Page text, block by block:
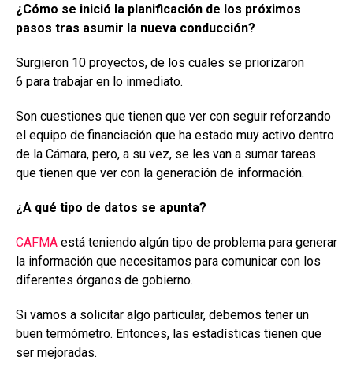
¿Cómo se inició la planificación de los próximos
pasos tras asumir la nueva conducción?
Surgieron 10 proyectos, de los cuales se priorizaron
6 para trabajar en lo inmediato.
Son cuestiones que tienen que ver con seguir reforzando
el equipo de financiación que ha estado muy activo dentro
de la Cámara, pero, a su vez, se les van a sumar tareas
que tienen que ver con la generación de información.
¿A qué tipo de datos se apunta?
CAFMA está teniendo algún tipo de problema para generar
la información que necesitamos para comunicar con los
diferentes órganos de gobierno.
Si vamos a solicitar algo particular, debemos tener un
buen termómetro. Entonces, las estadísticas tienen que
ser mejoradas.